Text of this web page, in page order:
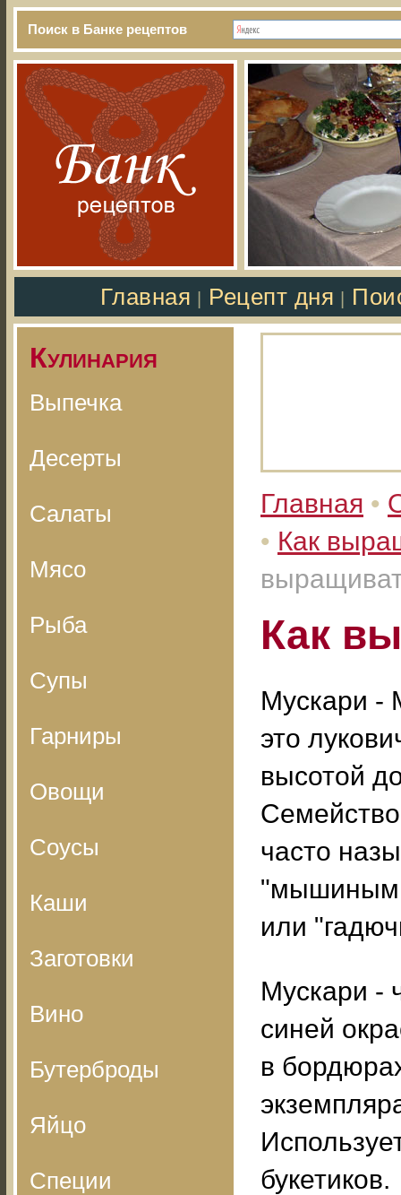
Поиск в Банке рецептов
Главная Рецепт дня
Кулинария
Выпечка
Десерты
Салаты
Мясо
Рыба
Супы
Гарниры
Овощи
Соусы
Каши
Заготовки
Вино
Бутерброды
Яйцо
Специи
Главная •
• Как
Как
Мускари -
это
высотой
часто
"мышиным
или
Мускари -
синей
в
букетиков.